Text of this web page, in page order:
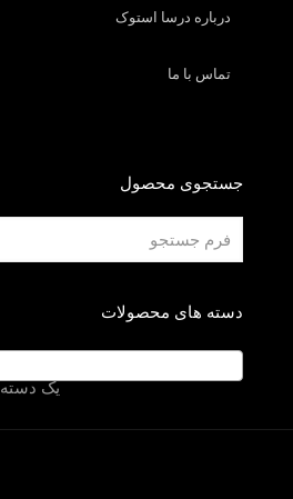
درباره درسا استوک
تماس با ما
جستجوی محصول
دسته های محصولات
یک دسته